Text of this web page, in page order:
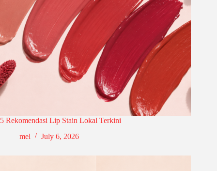
5 Rekomendasi Lip Stain Lokal Terkini
mel
July 6, 2026